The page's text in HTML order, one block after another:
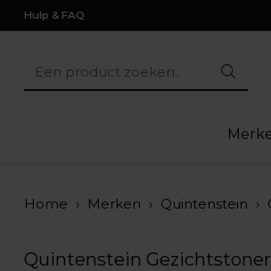
Hulp & FAQ
Een product zoeken..
Home › Merken › Quintenstein ›
Quintenstein Gezichtstoner